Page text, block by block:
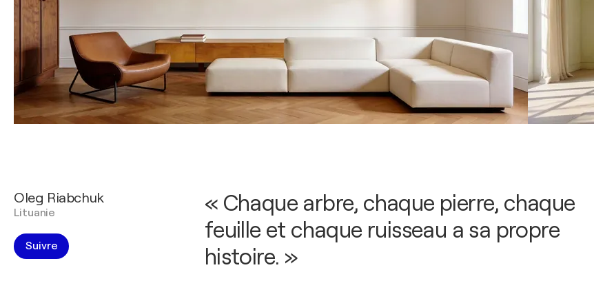
Oleg Riabchuk
Lituanie
Suivre
« Chaque arbre, chaque pierre, chaque
feuille et chaque ruisseau a sa propre
histoire. »